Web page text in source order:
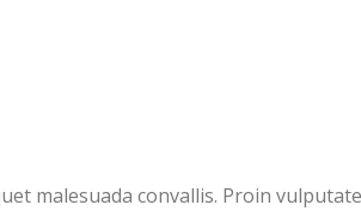
malesuada convallis. Proin